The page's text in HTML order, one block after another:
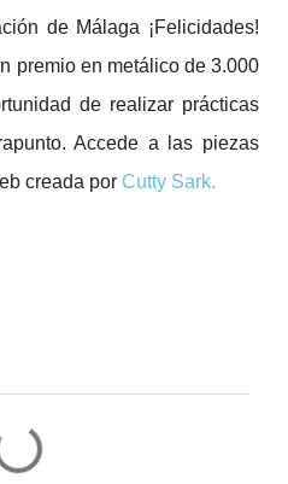
de Málaga ¡Felicidades!
premio en metálico de 3.000
de realizar prácticas
Accede a las piezas
creada por Cutty Sark.